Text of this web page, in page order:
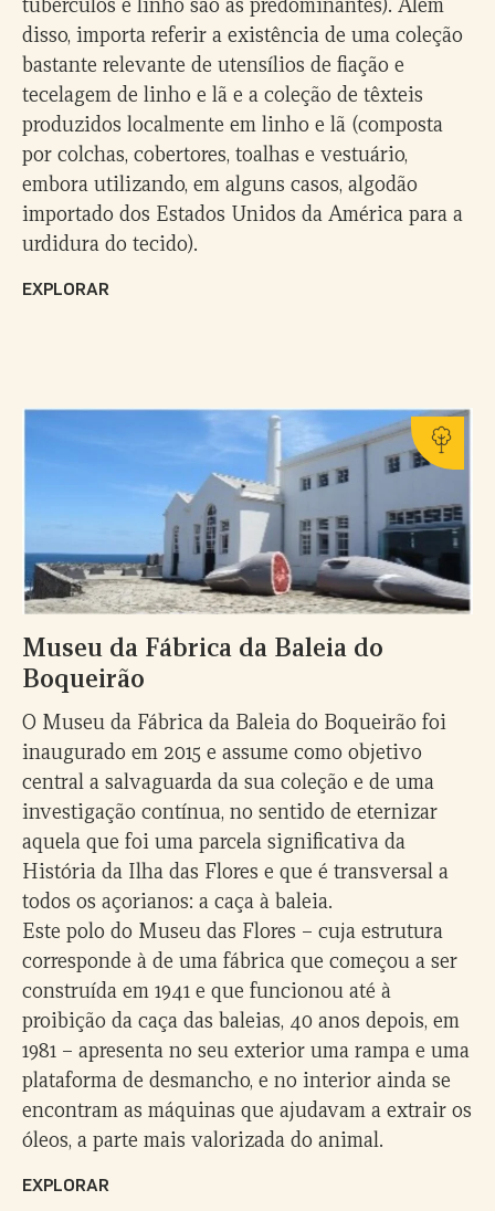
disso, importa referir a existência de uma coleção
bastante relevante de utensílios de fiação e
tecelagem de linho e lã e a coleção de têxteis
produzidos localmente em linho e lã (composta
por colchas, cobertores, toalhas e vestuário,
embora utilizando, em alguns casos, algodão
importado dos Estados Unidos da América para a
urdidura do tecido).
EXPLORAR
Museu da Fábrica da Baleia do
Boqueirão
O Museu da Fábrica da Baleia do Boqueirão foi
inaugurado em 2015 e assume como objetivo
central a salvaguarda da sua coleção e de uma
investigação contínua, no sentido de eternizar
aquela que foi uma parcela significativa da
História da Ilha das Flores e que é transversal a
todos os açorianos: a caça à baleia.
Este polo do Museu das Flores – cuja estrutura
corresponde à de uma fábrica que começou a ser
construída em 1941 e que funcionou até à
proibição da caça das baleias, 40 anos depois, em
1981 – apresenta no seu exterior uma rampa e uma
plataforma de desmancho, e no interior ainda se
encontram as máquinas que ajudavam a extrair os
óleos, a parte mais valorizada do animal.
EXPLORAR